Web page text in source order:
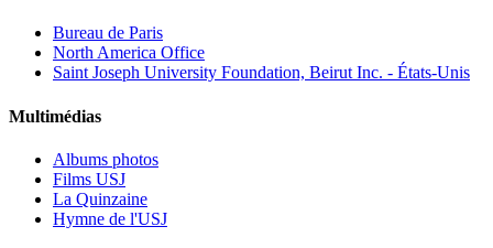
Bureau de Paris
North America Office
Saint Joseph University Foundation, Beirut Inc. - États-Unis
Multimédias
Albums photos
Films USJ
La Quinzaine
Hymne de l'USJ